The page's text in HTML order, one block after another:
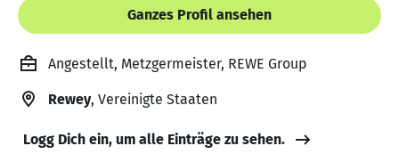
Ganzes Profil ansehen
Angestellt, Metzgermeister, REWE Group
Rewey, Vereinigte Staaten
Logg Dich ein, um alle Einträge zu sehen.